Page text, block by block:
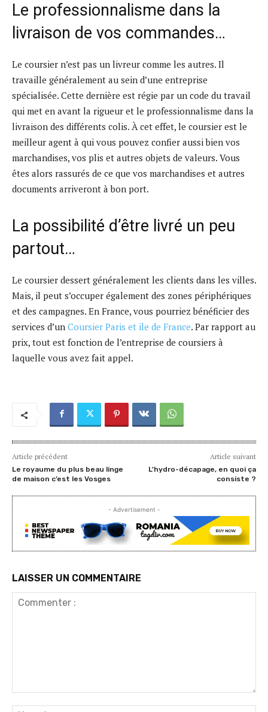
Le professionnalisme dans la
livraison de vos commandes…
Le coursier n’est pas un livreur comme les autres. Il
travaille généralement au sein d’une entreprise
spécialisée. Cette dernière est régie par un code du travail
qui met en avant la rigueur et le professionnalisme dans la
livraison des différents colis. À cet effet, le coursier est le
meilleur agent à qui vous pouvez confier aussi bien vos
marchandises, vos plis et autres objets de valeurs. Vous
êtes alors rassurés de ce que vos marchandises et autres
documents arriveront à bon port.
La possibilité d’être livré un peu
partout…
Le coursier dessert généralement les clients dans les villes.
Mais, il peut s’occuper également des zones périphériques
et des campagnes. En France, vous pourriez bénéficier des
services d’un Coursier Paris et ile de France. Par rapport au
prix, tout est fonction de l’entreprise de coursiers à
laquelle vous avez fait appel.
Article précédent
Le royaume du plus beau linge
de maison c’est les Vosges
Article suivant
L’hydro-décapage, en quoi ça
consiste ?
- Advertisement -
LAISSER UN COMMENTAIRE